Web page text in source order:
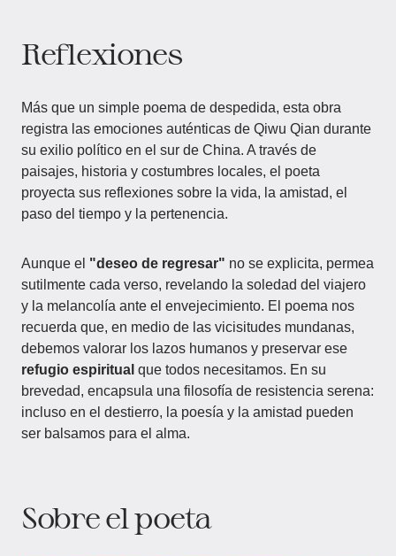
Reflexiones
Más que un simple poema de despedida, esta obra
registra las emociones auténticas de Qiwu Qian durante
su exilio político en el sur de China. A través de
paisajes, historia y costumbres locales, el poeta
proyecta sus reflexiones sobre la vida, la amistad, el
paso del tiempo y la pertenencia.
Aunque el "deseo de regresar" no se explicita, permea
sutilmente cada verso, revelando la soledad del viajero
y la melancolía ante el envejecimiento. El poema nos
recuerda que, en medio de las vicisitudes mundanas,
debemos valorar los lazos humanos y preservar ese
refugio espiritual que todos necesitamos. En su
brevedad, encapsula una filosofía de resistencia serena:
incluso en el destierro, la poesía y la amistad pueden
ser balsamos para el alma.
Sobre el poeta​